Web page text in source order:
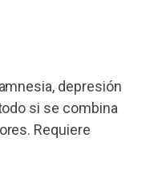
depresión
si se combina
Requiere